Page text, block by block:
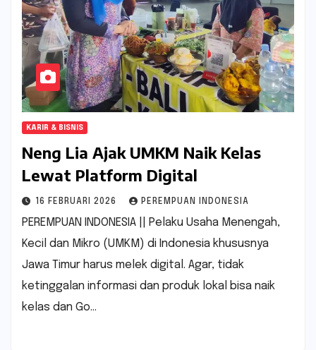
KARIR & BISNIS
Neng Lia Ajak UMKM Naik Kelas
Lewat Platform Digital
16 FEBRUARI 2026 PEREMPUAN INDONESIA
PEREMPUAN INDONESIA || Pelaku Usaha Menengah,
Kecil dan Mikro (UMKM) di Indonesia khususnya
Jawa Timur harus melek digital. Agar, tidak
ketinggalan informasi dan produk lokal bisa naik
kelas dan Go…